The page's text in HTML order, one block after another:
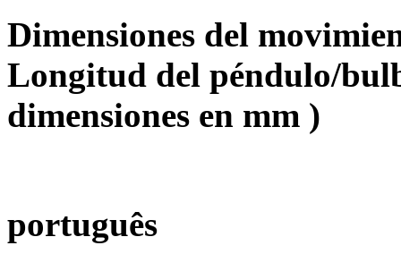
Dimensiones del
Longitud del péndulo/
dimensiones en mm )
português